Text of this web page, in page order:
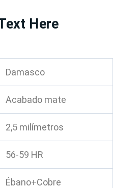
Here
Damasco
Acabado mate
2,5 milímetros
56-59 HR
Ébano+Cobre